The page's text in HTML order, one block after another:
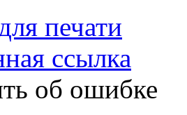
печати
ссылка
об ошибке